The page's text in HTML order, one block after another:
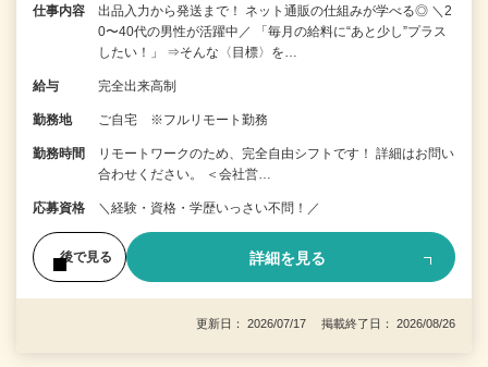
仕事内容
出品入力から発送まで！ ネット通販の仕組みが学べる◎ ＼2
0〜40代の男性が活躍中／ 「毎月の給料に“あと少し”プラス
したい！」 ⇒そんな〈目標〉を…
給与 完全出来高制
勤務地 ご自宅 ※フルリモート勤務
勤務時間
リモートワークのため、完全自由シフトです！ 詳細はお問い
合わせください。 ＜会社営…
応募資格 ＼経験・資格・学歴いっさい不問！／
後で見る 詳細を見る
更新日： 2026/07/17 掲載終了日： 2026/08/26